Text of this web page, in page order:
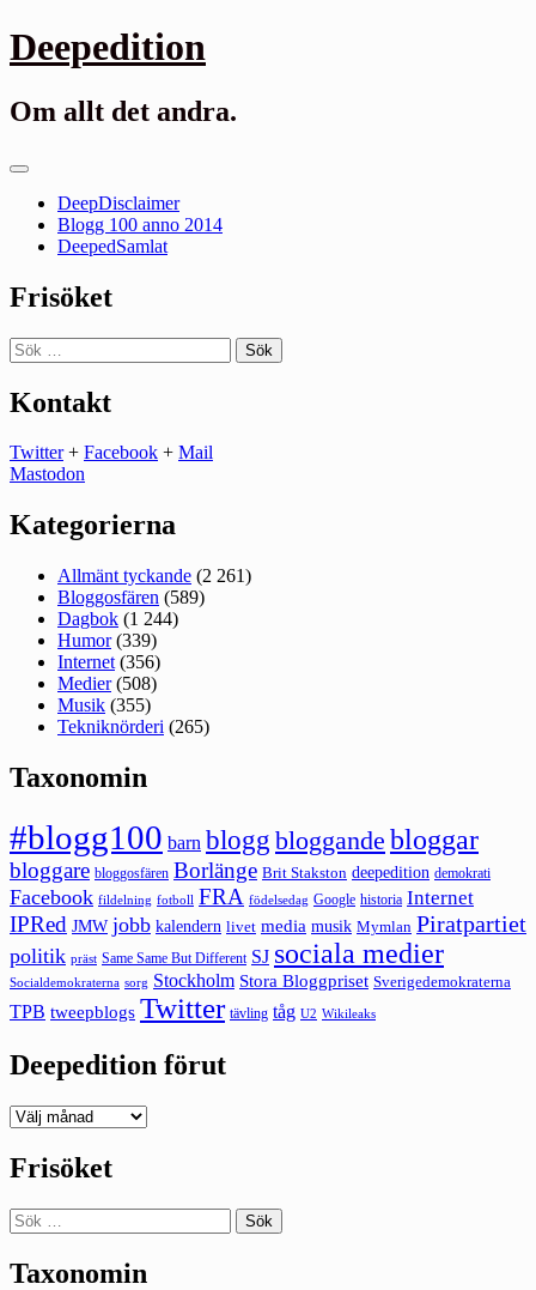
Gå
till
Deepedition
Om allt det andra.
Primär
DeepDisclaimer
Blogg 100 anno 2014
DeepedSamlat
Frisöket
Sök
efter:
Kontakt
Twitter+ Facebook + Mail
Mastodon
Kategorierna
Allmänt tyckande (2 261)
Bloggosfären (589)
Dagbok (1 244)
Humor(339)
Internet (356)
Medier(508)
Musik (355)
Tekniknörderi (265)
Taxonomin
#blogg100 barn blogg bloggande bloggar
bloggare bloggosfären Borlänge Brit Stakston deepedition demokrati
Facebook fildelning fotboll FRA födelsedag Google historia Internet
IPRed JMW jobb kalendern livet media musik Mymlan Piratpartiet
politik präst Same Same But Different SJ sociala medier
Socialdemokraterna sorg Stockholm Stora Bloggpriset Sverigedemokraterna
TPB tweepblogs Twitter tävling tåg U2 Wikileaks
Deepedition förut
Deepedition
Frisöket
Sök
efter:
Taxonomin